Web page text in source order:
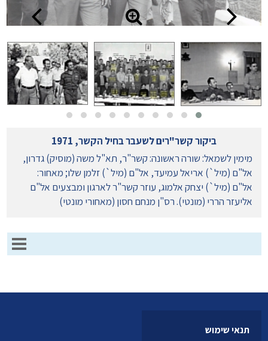
ביקור קשר"רים לשעבר בחיל הקשר, 1971
מימין לשמאל: שורה ראשונה: קשר"ר, תא"ל משה (מוסיק) גדרון,
אל"ם (מיל`) אריאל עמיעד, אל"ם (מיל`) זלמן שלו; מאחור:
אל"ם (מיל`) יצחק אלמוג, עוזר קשר"ר לארגון ומבצעים אל"ם
אליעזר הררי (מונטי). רס"ן מנחם חסון (מאחורי מונטי)
תנאי שימוש